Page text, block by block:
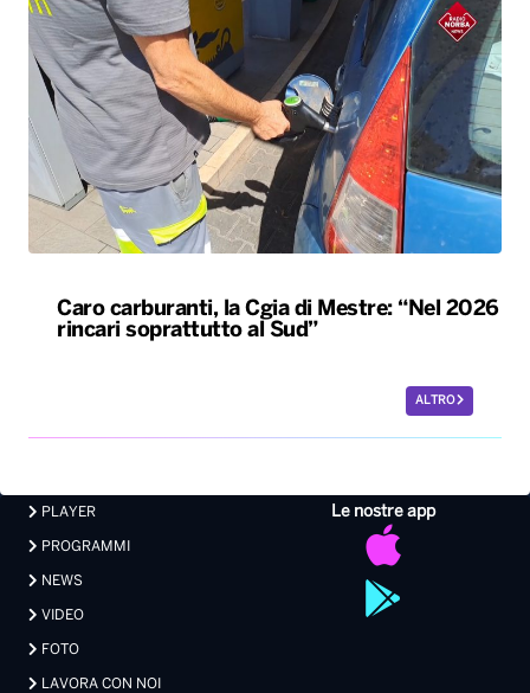
Caro carburanti, la Cgia di Mestre: “Nel 2026
rincari soprattutto al Sud”
ALTRO
Le nostre app
PLAYER
PROGRAMMI
NEWS
VIDEO
FOTO
LAVORA CON NOI